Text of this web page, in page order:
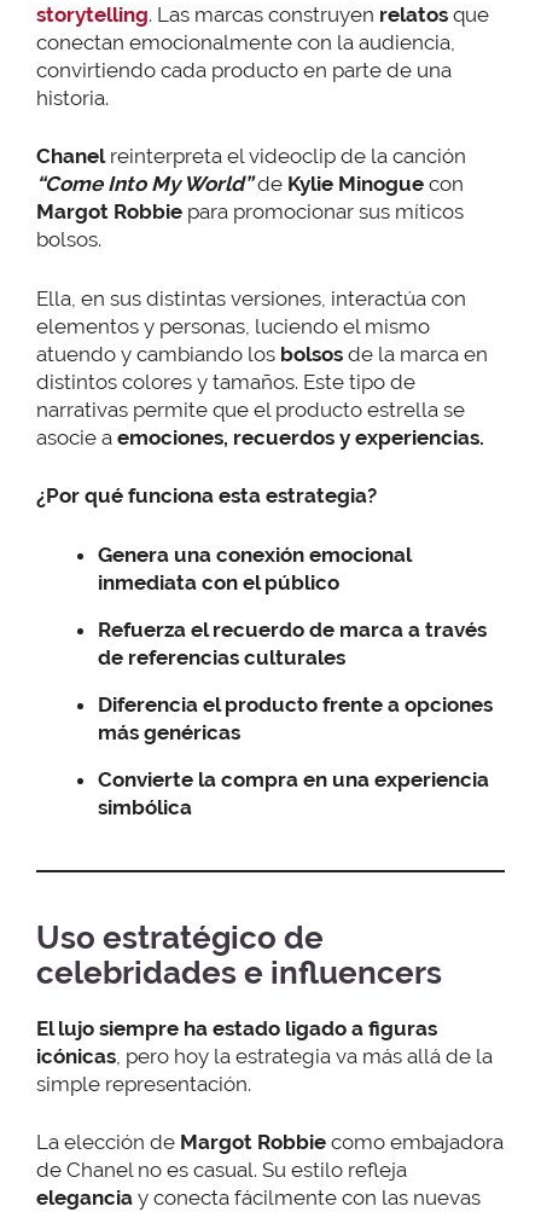
storytelling. Las marcas construyen relatos que
conectan emocionalmente con la audiencia,
convirtiendo cada producto en parte de una
historia.
Chanelreinterpreta el videoclip de la canción
“Come Into My World” de Kylie Minogue con
Margot Robbie para promocionar sus míticos
bolsos.
Ella, en sus distintas versiones, interactúa con
elementos y personas, luciendo el mismo
atuendo y cambiando los bolsos de la marca en
distintos colores y tamaños. Este tipo de
narrativas permite que el producto estrella se
asocie a emociones, recuerdos y experiencias.
¿Por qué funciona esta estrategia?
Genera una conexión emocional
inmediata con el público
Refuerza el recuerdo de marca a través
de referencias culturales
Diferencia el producto frente a opciones
más genéricas
Convierte la compra en una experiencia
simbólica
Uso estratégico de
celebridades e influencers
El lujo siempre ha estado ligado a figuras
icónicas , pero hoy la estrategia va más allá de la
simple representación.
La elección de Margot Robbie como embajadora
de Chanel no es casual. Su estilo refleja
elegancia y conecta fácilmente con las nuevas